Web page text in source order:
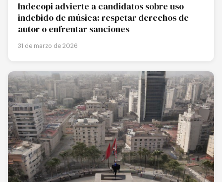
Indecopi advierte a candidatos sobre uso
indebido de música: respetar derechos de
autor o enfrentar sanciones
31 de marzo de 2026